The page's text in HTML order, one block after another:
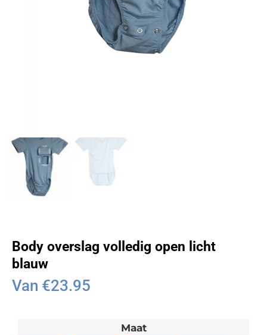
Body overslag volledig open licht
blauw
Van €23.95
Maat